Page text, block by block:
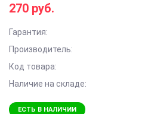
270 руб.
Гарантия:
Производитель:
Код товара:
Наличие на складе:
ЕСТЬ В НАЛИЧИИ